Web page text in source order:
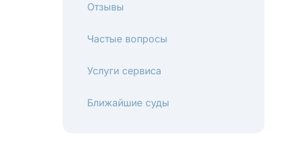
Отзывы
Частые вопросы
Услуги сервиса
Ближайшие суды